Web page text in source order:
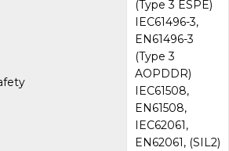
(Type 3 ESPE)
IEC61496-3,
EN61496-3
(Type 3
AOPDDR)
IEC61508,
EN61508,
IEC62061,
EN62061, (SIL2)